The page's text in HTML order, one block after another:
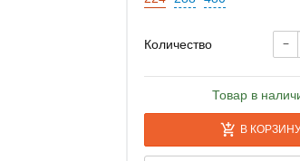
Количество −
Товар в
В